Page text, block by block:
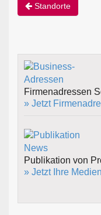
Standorte
Firmenadressen
» Jetzt
Publikation von
» Jetzt Ihre